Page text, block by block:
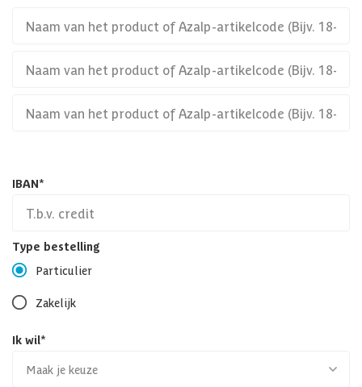
IBAN*
Type bestelling
Particulier
Zakelijk
Ik wil*
Maak je keuze